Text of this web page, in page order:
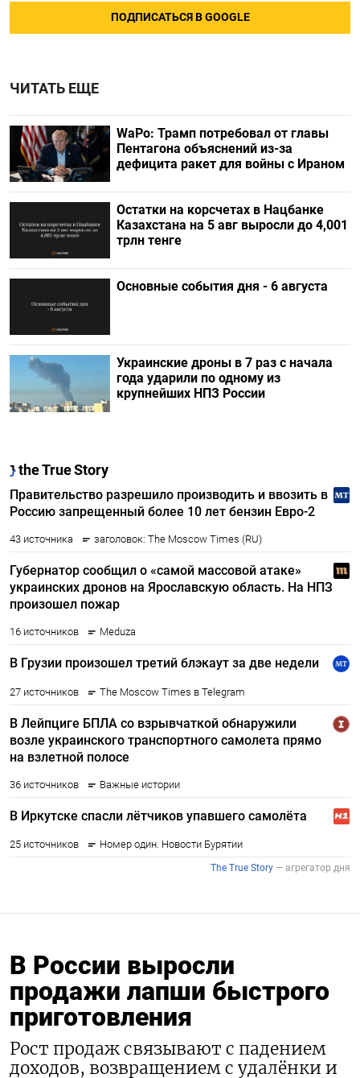
ПОДПИСАТЬСЯ В GOOGLE
ЧИТАТЬ ЕЩЕ
WaPo: Трамп потребовал от главы
Пентагона объяснений из-за
дефицита ракет для войны с Ираном
Остатки на корсчетах в Нацбанке
Казахстана на 5 авг выросли до 4,001
трлн тенге
Основные события дня - 6 августа
Украинские дроны в 7 раз с начала
года ударили по одному из
крупнейших НПЗ России
В России выросли
продажи лапши быстрого
приготовления
Рост продаж связывают с падением
доходов, возвращением с удалёнки и